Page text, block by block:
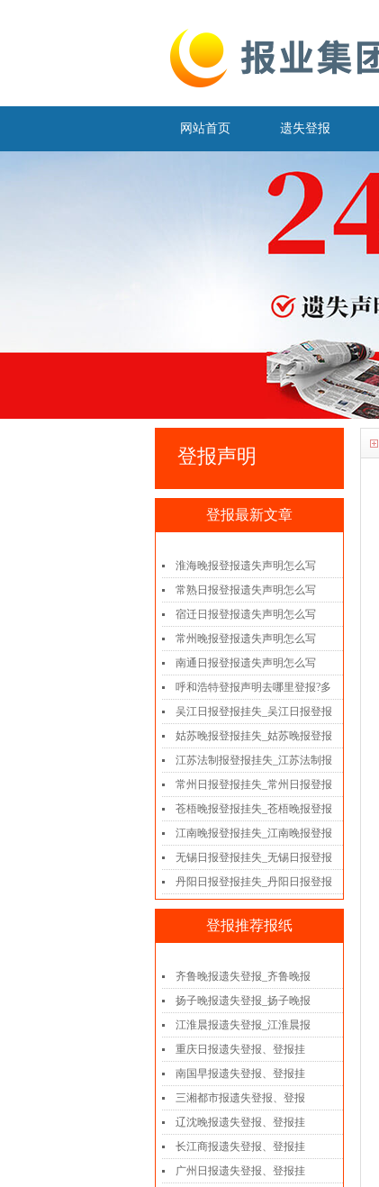
网站首页 遗失登报
登报声明
登报最新文章
淮海晚报登报遗失声明怎么写
常熟日报登报遗失声明怎么写
宿迁日报登报遗失声明怎么写
常州晚报登报遗失声明怎么写
南通日报登报遗失声明怎么写
呼和浩特登报声明去哪里登报?多
吴江日报登报挂失_吴江日报登报
姑苏晚报登报挂失_姑苏晚报登报
江苏法制报登报挂失_江苏法制报
常州日报登报挂失_常州日报登报
苍梧晚报登报挂失_苍梧晚报登报
江南晚报登报挂失_江南晚报登报
无锡日报登报挂失_无锡日报登报
丹阳日报登报挂失_丹阳日报登报
登报推荐报纸
齐鲁晚报遗失登报_齐鲁晚报
扬子晚报遗失登报_扬子晚报
江淮晨报遗失登报_江淮晨报
重庆日报遗失登报、登报挂
南国早报遗失登报、登报挂
三湘都市报遗失登报、登报
辽沈晚报遗失登报、登报挂
长江商报遗失登报、登报挂
广州日报遗失登报、登报挂